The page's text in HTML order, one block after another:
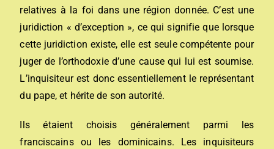
relatives à la foi dans une région donnée. C’est une
juridiction « d’exception », ce qui signifie que lorsque
cette juridiction existe, elle est seule compétente pour
juger de l’orthodoxie d’une cause qui lui est soumise.
L’inquisiteur est donc essentiellement le représentant
du pape, et hérite de son autorité.
Ils étaient choisis généralement parmi les
franciscainsou les dominicains. Les inquisiteurs